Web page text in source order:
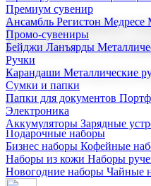
Премиум сувенир
Ансамбль Регистон Медресе
Промо-сувениры
Бейджи Ланъярды
Ручки
Карандаши Металлические
Сумки и папки
Папки для документов
Электроника
Аккумуляторы Зарядные
Корпоративные
Поставка со
Мы предлагаем широкий
Подарочные наборы
Бизнес наборы Кофейные
Наборы из кожи Наборы
Новогодние наборы Чайные